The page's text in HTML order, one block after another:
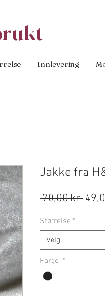
Innlevering
Jakke fra
70,00 kr
Størrelse *
Velg
Farge *